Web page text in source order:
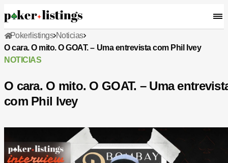
Pokerlistings Noticias
O cara. O mito. O GOAT. – Uma entrevista com Phil Ivey
NOTICIAS
O cara. O mito. O GOAT. – Uma
com Phil Ivey